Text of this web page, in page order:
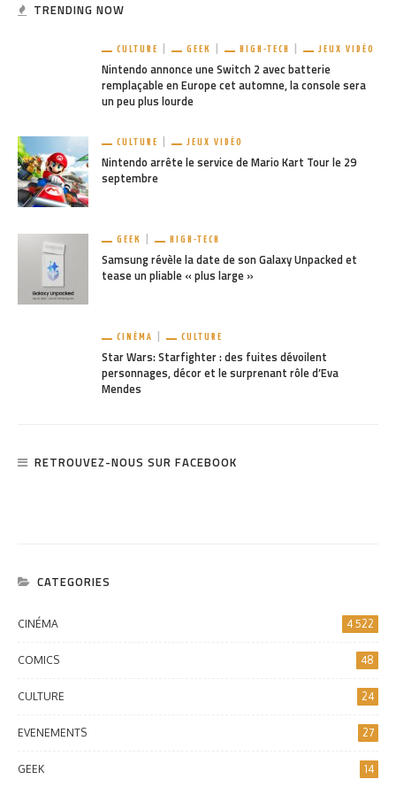
TRENDING NOW
CULTURE GEEK HIGH-TECH JEUX VIDÉO
Nintendo annonce une Switch 2 avec batterie
remplaçable en Europe cet automne, la console sera
un peu plus lourde
CULTURE JEUX VIDÉO
Nintendo arrête le service de Mario Kart Tour le 29
septembre
GEEK HIGH-TECH
Samsung révèle la date de son Galaxy Unpacked et
tease un pliable « plus large »
CINÉMA CULTURE
Star Wars: Starfighter : des fuites dévoilent
personnages, décor et le surprenant rôle d’Eva
Mendes
RETROUVEZ-NOUS SUR FACEBOOK
CATEGORIES
CINÉMA 4 522
COMICS 48
CULTURE 24
EVENEMENTS 27
GEEK 14